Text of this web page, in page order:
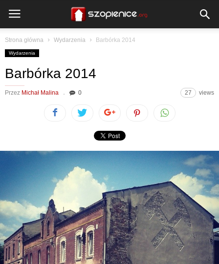
Strona główna Wydarzenia Barbórka 2014
Wydarzenia
Barbórka 2014
Przez Michał Malina 0 27 views